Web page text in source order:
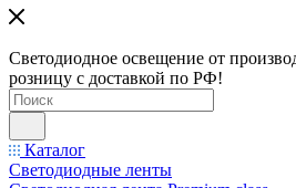
Светодиодное освещение от
розницу с доставкой по РФ!
Каталог
Светодиодные ленты